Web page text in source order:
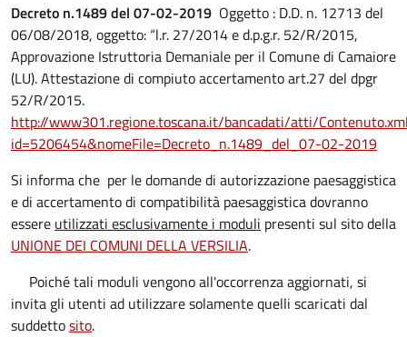
Decreto n.1489 del 07-02-2019 Oggetto : D.D. n. 12713 del
06/08/2018, oggetto: “l.r. 27/2014 e d.p.g.r. 52/R/2015,
Approvazione Istruttoria Demaniale per il Comune di Camaiore
(LU). Attestazione di compiuto accertamento art.27 del dpgr
52/R/2015.
http://www301.regione.toscana.it/bancadati/atti/
id=5206454&nomeFile=Decreto_n.1489_del_07-02-2019
Si informa che per le domande di autorizzazione paesaggistica
e di accertamento di compatibilità paesaggistica dovranno
essere utilizzati esclusivamente i moduli presenti sul sito della
UNIONE DEI COMUNI DELLA VERSILIA.
Poiché tali moduli vengono all'occorrenza aggiornati, si
invita gli utenti ad utilizzare solamente quelli scaricati dal
suddettosito.